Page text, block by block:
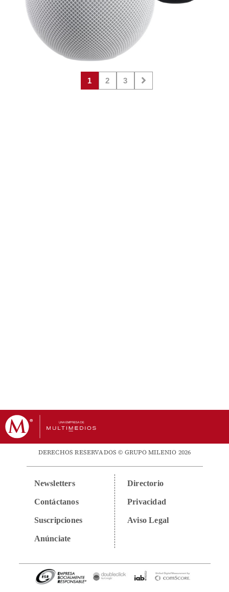
1 2 3
DERECHOS RESERVADOS © GRUPO MILENIO 2026
Newsletters
Contáctanos
Suscripciones
Anúnciate
Directorio
Privacidad
Aviso Legal